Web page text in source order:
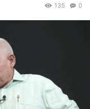
0
135